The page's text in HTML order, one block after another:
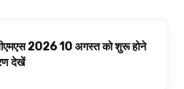
2026 10 अगस्त को शुरू होने
देखें